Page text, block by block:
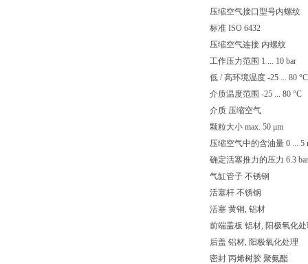
压缩空气接口型号内螺纹
标准 ISO 6432
压缩空气连接 内螺纹
工作压力范围 1 ... 10 bar
低 / 高环境温度 -25 ... 80 °C
介质温度范围 -25 ... 80 °C
介质 压缩空气
颗粒大小 max. 50 μm
压缩空气中的含油量 0 ... 5
确定活塞推力的压力 6.3 bar
气缸管子 不锈钢
活塞杆 不锈钢
活塞 黄铜, 铝材
前端盖板 铝材, 阳极氧化
后盖 铝材, 阳极氧化处理
密封 丙烯树胶 聚氨酯